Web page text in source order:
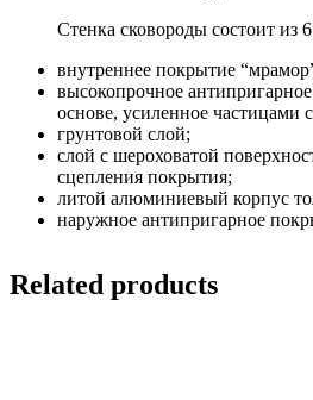
Стенка сковороды состоит из
внутреннее покрытие
высокопрочное
основе, усиленное частицами
грунтовой слой;
слой с шероховатой
сцепления покрытия;
литой алюминиевый корпус
наружное антипригарное
Related products